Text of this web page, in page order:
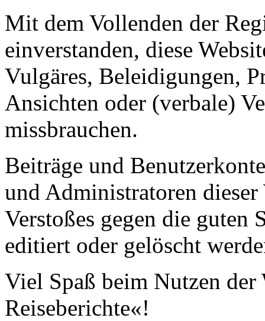
Mit dem Vollenden der
einverstanden, diese
Vulgäres, Beleidigungen,
Ansichten oder (verbale)
missbrauchen.
Beiträge und
und Administratoren dieser
Verstoßes gegen die guten
editiert oder gelöscht
Viel Spaß beim Nutzen der
Reiseberichte«!